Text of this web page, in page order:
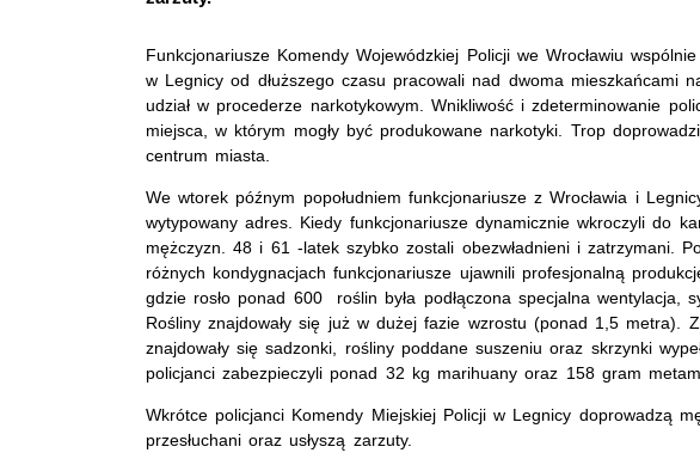
Funkcjonariusze Komendy Wojewódzkiej Policji we Wrocławiu
w Legnicy od dłuższego czasu pracowali nad dwoma mieszkańcami
udział w procederze narkotykowym. Wnikliwość i zdeterminowanie
miejsca, w którym mogły być produkowane narkotyki. Trop
centrum miasta.
We wtorek późnym popołudniem funkcjonariusze z Wrocławia i
wytypowany adres. Kiedy funkcjonariusze dynamicznie wkroczyli do
mężczyzn. 48 i 61 -latek szybko zostali obezwładnieni i zatrzymani.
różnych kondygnacjach funkcjonariusze ujawnili profesjonalną
gdzie rosło ponad 600 roślin była podłączona specjalna wentylacja,
Rośliny znajdowały się już w dużej fazie wzrostu (ponad 1,5 metra).
znajdowały się sadzonki, rośliny poddane suszeniu oraz skrzynki
policjanci zabezpieczyli ponad 32 kg marihuany oraz 158 gram
Wkrótce policjanci Komendy Miejskiej Policji w Legnicy doprowadzą
przesłuchani oraz usłyszą zarzuty.